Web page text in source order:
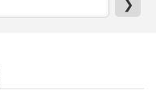
❯